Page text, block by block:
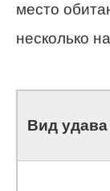
место
несколько
Вид удава